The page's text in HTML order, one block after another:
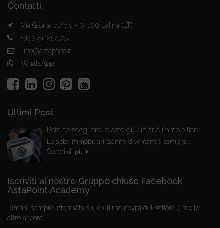
Contatti
Via Gloria, 11/bis - 04100 Latina (LT)
+39.379.1257525
info@astapoint.it
WhatsApp
Ultimi Post
Perché scegliere le aste giudiziarie immobiliari
Le aste immobiliari stanno diventando sempre...
Scopri di più
Iscriviti al nostro Gruppo chiuso Facebook
AstaPoint Academy
Rimani sempre informato sulle ultime novità del settore e molto
altro ancora...